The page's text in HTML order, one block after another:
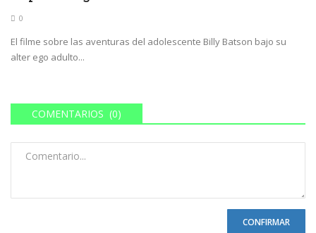
0
El filme sobre las aventuras del adolescente Billy Batson bajo su
alter ego adulto...
COMENTARIOS (0)
CONFIRMAR